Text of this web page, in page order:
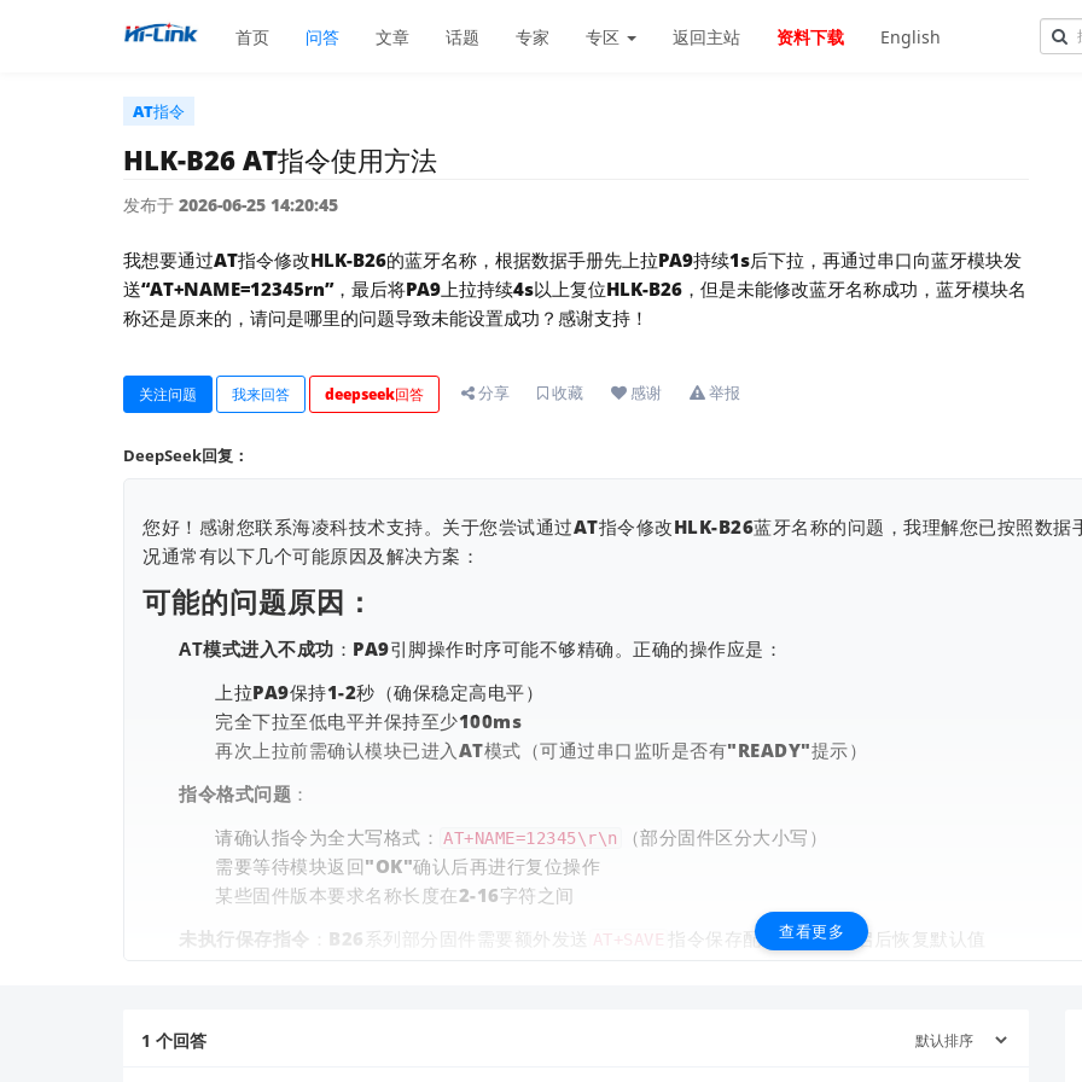
首页 问答 文章 话题 专家 专区 返回主站 资料下载 English
AT指令
HLK-B26 AT指令使用方法
发布于 2026-06-25 14:20:45
我想要通过AT指令修改HLK-B26的蓝牙名称，根据数据手册先上拉PA9持续1s后下拉，再通过串口向蓝牙模块发
送“AT+NAME=12345rn”，最后将PA9上拉持续4s以上复位HLK-B26，但是未能修改蓝牙名称成功，蓝牙模块名
称还是原来的，请问是哪里的问题导致未能设置成功？感谢支持！
关注问题 我来回答 deepseek回答 分享 收藏 感谢 举报
DeepSeek回复：
您好！感谢您联系海凌科技术支持。关于您尝试通过AT指令修改HLK-B26蓝牙名称的问题，我理解您已按照数
况通常有以下几个可能原因及解决方案：
可能的问题原因：
AT模式进入不成功 ：PA9引脚操作时序可能不够精确。正确的操作应是：
上拉PA9保持1-2秒（确保稳定高电平）
完全下拉至低电平并保持至少100ms
再次上拉前需确认模块已进入AT模式（可通过串口监听是否有"READY"提示）
指令格式问题 ：
请确认指令为全大写格式： AT+NAME=12345\r\n
（部分固件区分大小写）
需要等待模块返回"OK"确认后再进行复位操作
某些固件版本要求名称长度在2-16字符之间
未执行保存指令 ：B26系列部分固件需要额外发送 AT+SAVE 指令保存配置，否则重启后恢复默认值
验证AT模式
查看更多
1 个回答